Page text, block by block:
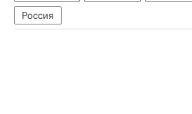
Россия